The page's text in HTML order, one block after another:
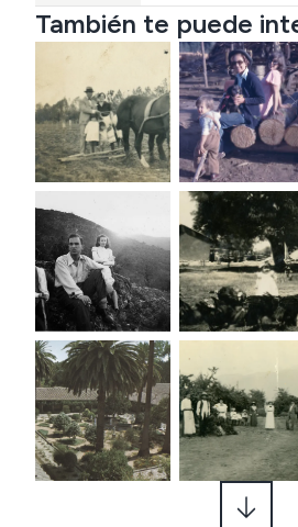
También te puede